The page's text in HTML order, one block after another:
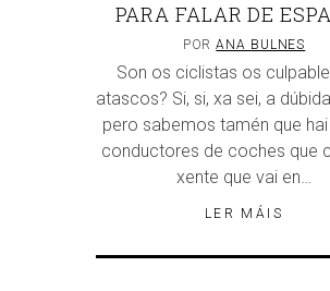
PARA FALAR DE
PORANA BULNES
Son os ciclistas os
atascos? Si, si, xa sei, a
pero sabemos tamén que
conductores de coches que
xente que vai en…
LER MÁIS